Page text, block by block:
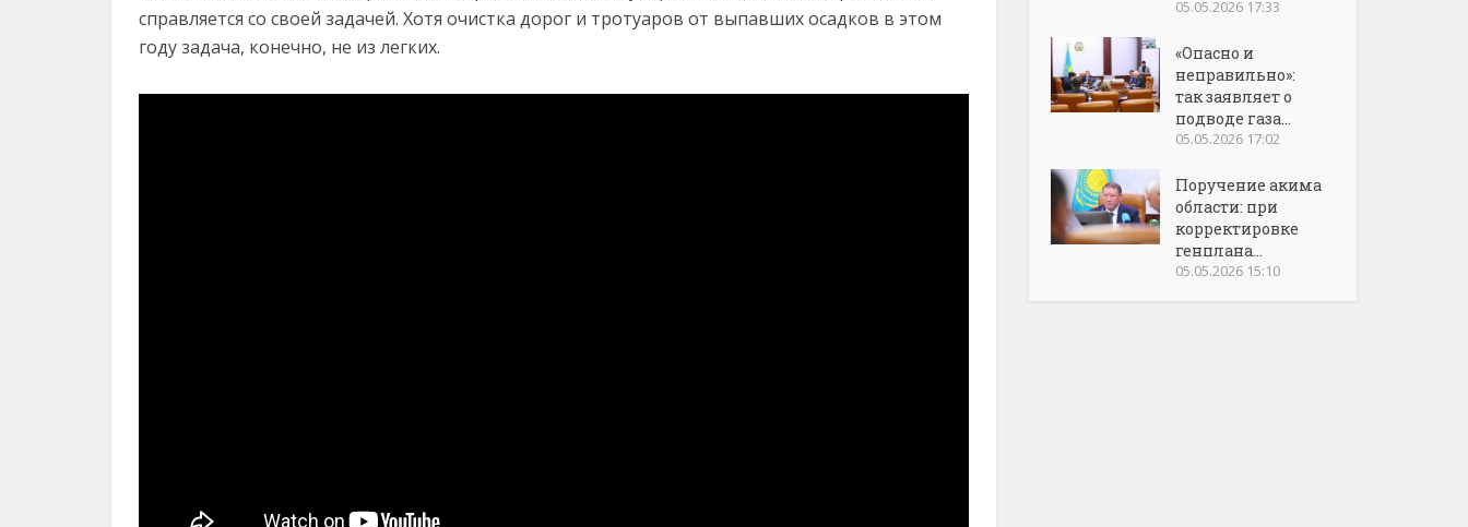
справляется со своей задачей. Хотя очистка дорог и тротуаров от выпавших осадков в этом
году задача, конечно, не из легких.
05.05.2026 17:33
«Опасно и
неправильно»:
так заявляет о
подводе газа...
05.05.2026 17:02
Поручение акима
области: при
корректировке
генплана...
05.05.2026 15:10